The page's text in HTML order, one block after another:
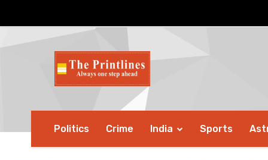
Politics Crime India Sports